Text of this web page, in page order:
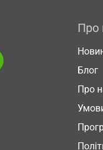
Про
Блог
Про